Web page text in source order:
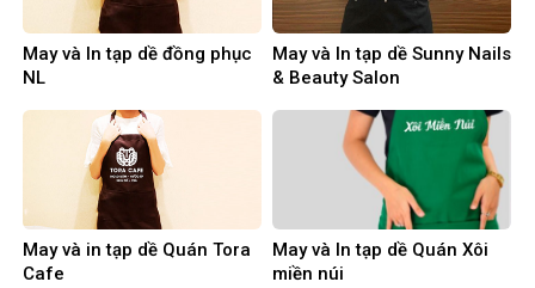
May và In tạp dề đồng phục
NL
May và In tạp dề Sunny Nails
& Beauty Salon
May và in tạp dề Quán Tora
Cafe
May và In tạp dề Quán Xôi
miền núi